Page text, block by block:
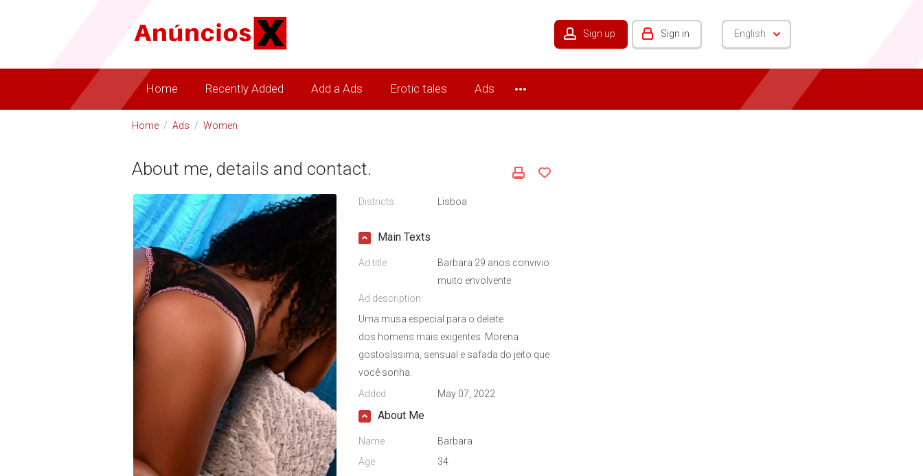
Sign up Sign in English
Home Recently Added Add a Ads Erotic tales Ads
Home / Ads / Women
About me, details and contact.
Districts Lisboa
Main Texts
Ad title
Barbara 29 anos convivio
muito envolvente
Ad description
Uma musa especial para o deleite
dos homens mais exigentes. Morena
gostosíssima, sensual e safada do jeito que
você sonha.
Added
May 07, 2022
About Me
Name
Barbara
Age
34